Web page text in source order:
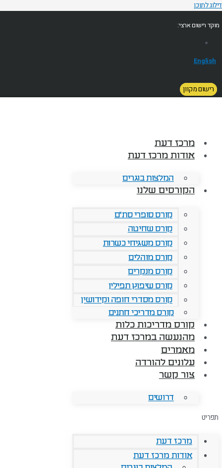
דילוג לתוכן
מוקד רישום ארצי:
English
רישום מקוון
מרכז דעת
אודות מרכז דעת
המלצות בוגרים
הקורסים שלנו
קורס סופרי סת"ם
קורס שחיטה
קורס משגיחי כשרות
קורס מוהלים
קורס מנקרים
קורס שיפוץ תפילין
קורס מסדרי חופה וקידושין
קורס מדריכי חתנים
קורס מדריכות כלות
מהנעשה במרכז דעת
מאמרים
עלונים להורדה
צור קשר
דרושים
תפריט
מרכז דעת
אודות מרכז דעת